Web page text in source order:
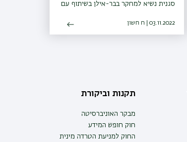
סגנית נשיא למחקר בבר-אילן בשיתוף עם
03.11.2022 | ח חשון
תקנות וביקורת
מבקר האוניברסיטה
חוק חופש המידע
החוק למניעת הטרדה מינית